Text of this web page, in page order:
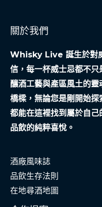
忌
實
體
護
城
河
關於我們
Whisky Live 誕生於對
信，每一杯威士忌都不只
釀酒工藝與產區風土的
橋樑，無論您是剛開始探
都能在這裡找到屬於自
品飲的純粹喜悅。
酒廠風味誌
品飲生存法則
在地尋酒地圖